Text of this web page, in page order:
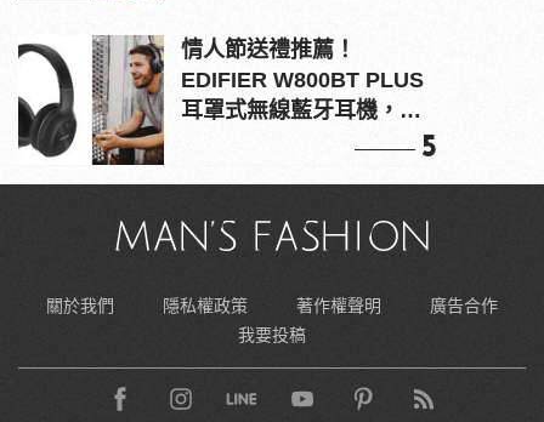
情人節送禮推薦！
EDIFIER W800BT PLUS
耳罩式無線藍牙耳機，在
5
關於我們 隱私權政策 著作權聲明
廣告合作
我要投稿